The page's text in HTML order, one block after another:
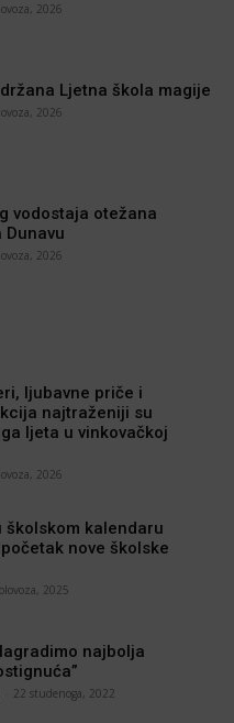
2026
Ljetna škola magije
2026
vodostaja otežana
Dunavu
2026
ljubavne priče i
najtraženiji su
ljeta u vinkovačkoj
2026
školskom kalendaru
nove školske
2025
najbolja
22 studenoga, 2022